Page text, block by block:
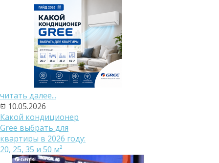
читать далее...
10.05.2026
Какой кондиционер
Gree выбрать для
квартиры в 2026 году:
20, 25, 35 и 50 м²